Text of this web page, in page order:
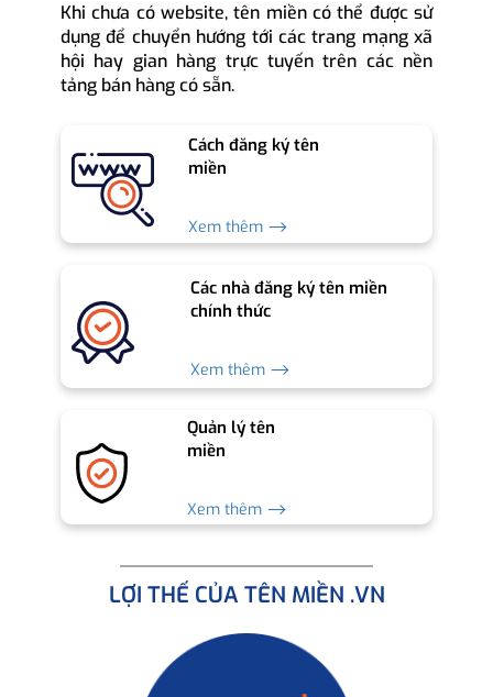
Khi chưa có website, tên miền có thể được sử
dụng để chuyển hướng tới các trang mạng xã
hội hay gian hàng trực tuyến trên các nền
tảng bán hàng có sẵn.
Cách đăng ký tên
miền
Xem thêm ⟶
Các nhà đăng ký tên miền
chính thức
Xem thêm ⟶
Quản lý tên
miền
Xem thêm ⟶
LỢI THẾ CỦA TÊN MIỀN .VN